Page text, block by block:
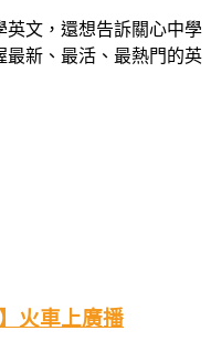
英文，還想告訴關心中學
最新、最活、最熱門的英
火車上廣播